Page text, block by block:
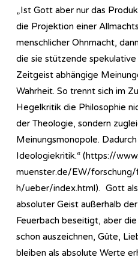
„Ist Gott aber nur das
die Projektion einer
menschlicher Ohnmacht,
die sie stützende
Zeitgeist abhängige
Wahrheit. So trennt sich im
Hegelkritik die Philosophie
der Theologie, sondern
Meinungsmonopole.
Ideologiekritik.“ (https://
muenster.de/EW/
h/ueber/index.html). Gott
absoluter Geist außerhalb
Feuerbach beseitigt, aber
schon auszeichnen, Güte,
bleiben als absolute Werte